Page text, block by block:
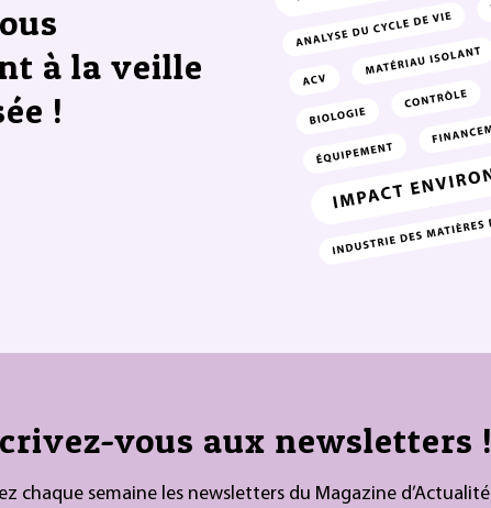
à la veille
!
vous aux newsletters !
chaque semaine les newsletters du Magazine d’Actualité